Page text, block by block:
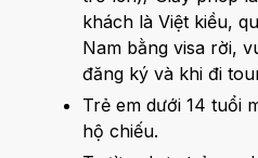
khách là Việt kiều,
Nam bằng visa rời,
đăng ký và khi đi
Trẻ em dưới 14 tuổi
hộ chiếu.